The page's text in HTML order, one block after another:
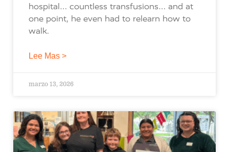
hospital… countless transfusions… and at
one point, he even had to relearn how to
walk.
Lee Mas >
marzo 13, 2026